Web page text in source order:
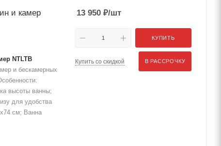
и камер
NTLTB
и бескамерных
высоты ванны;
для удобства
см; Ванна
13 950 ₽/шт
КУПИТЬ
Купить со скидкой В РАССРОЧКУ